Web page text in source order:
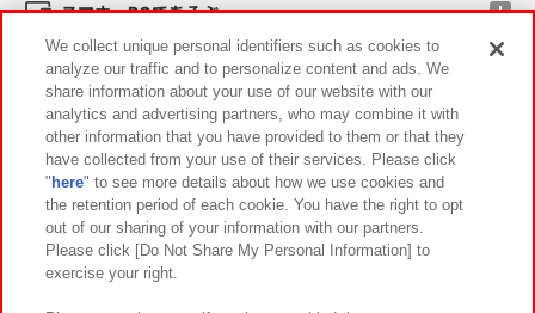
スマホ・PCであそぶ
イベント・キャンペーン
関連会社 サステナビリティ サイトポリシー
プライバシーポリシー ウェブアクセシビリティ方針と検証結果
お取引先さまとともに
We collect unique personal identifiers such as cookies to
analyze our traffic and to personalize content and ads. We
share information about your use of our website with our
analytics and advertising partners, who may combine it with
other information that you have provided to them or that they
have collected from your use of their services. Please click
" here" to see more details about how we use cookies and
the retention period of each cookie. You have the right to opt
out of our sharing of your information with our partners.
Please click [Do Not Share My Personal Information] to
exercise your right.